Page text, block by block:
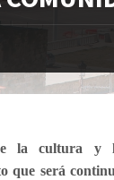
la cultura y
que será